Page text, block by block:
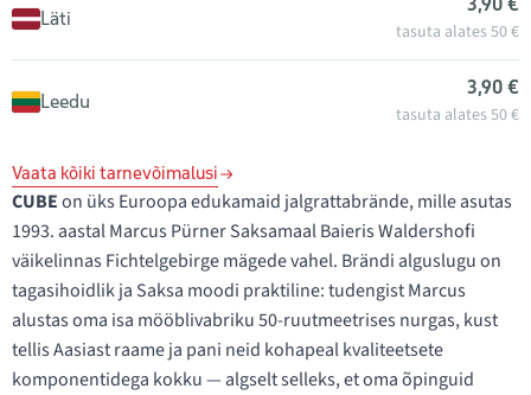
Läti
tasuta alates 50 €
Leedu
3,90 €
tasuta alates 50 €
Vaata kõiki tarnevõimalusi
CUBEon üks Euroopa edukamaid jalgrattabrände, mille asutas
1993. aastal Marcus Pürner Saksamaal Baieris Waldershofi
väikelinnas Fichtelgebirge mägede vahel. Brändi alguslugu on
tagasihoidlik ja Saksa moodi praktiline: tudengist Marcus
alustas oma isa mööblivabriku 50-ruutmeetrises nurgas, kust
tellis Aasiast raame ja pani neid kohapeal kvaliteetsete
komponentidega kokku — algselt selleks, et oma õpinguid